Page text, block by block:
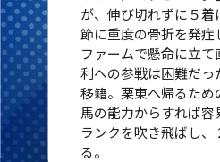
が、伸び切れずに５
節に重度の骨折を発
ファームで懸命に立
利への参戦は困難だ
移籍。栗東へ帰るた
馬の能力からすれば
ランクを吹き飛ばし
る。